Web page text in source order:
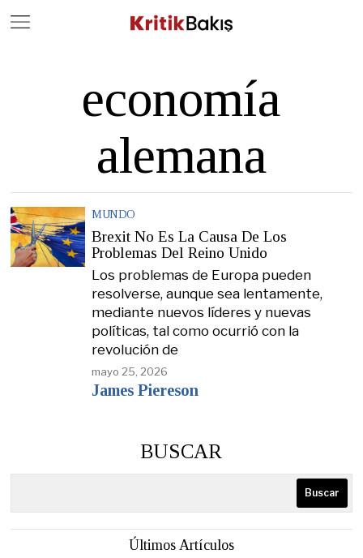
economía
alemana
MUNDO
Brexit No Es La Causa De Los
Problemas Del Reino Unido
Los problemas de Europa pueden
resolverse, aunque sea lentamente,
mediante nuevos líderes y nuevas
políticas, tal como ocurrió con la
revolución de
mayo 25, 2026
James Piereson
BUSCAR
Buscar
Últimos Artículos